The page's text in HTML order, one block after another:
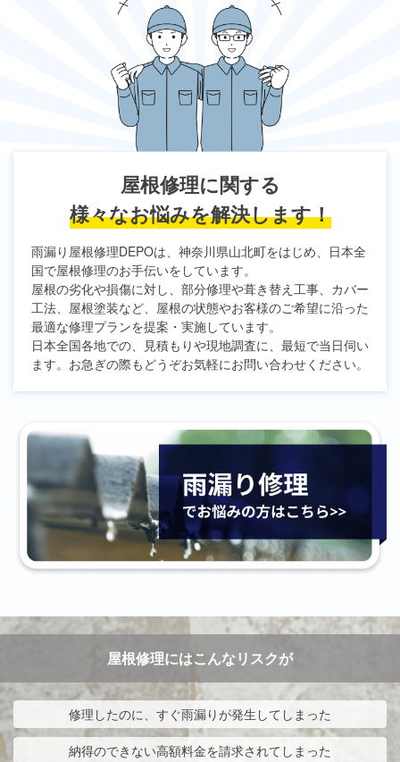
屋根修理に関する
様々なお悩みを解決します！
雨漏り屋根修理DEPOは、神奈川県山北町をはじめ、日本全
国で屋根修理のお手伝いをしています。
屋根の劣化や損傷に対し、部分修理や葺き替え工事、カバー
工法、屋根塗装など、屋根の状態やお客様のご希望に沿った
最適な修理プランを提案・実施しています。
日本全国各地での、見積もりや現地調査に、最短で当日伺い
ます。お急ぎの際もどうぞお気軽にお問い合わせください。
屋根修理にはこんなリスクが
修理したのに、すぐ雨漏りが発生してしまった
納得のできない高額料金を請求されてしまった